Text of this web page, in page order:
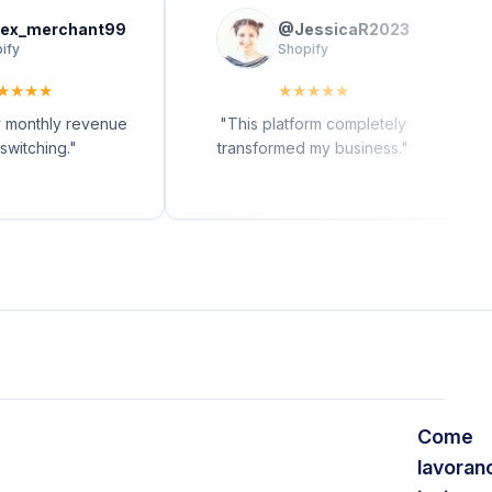
★
revenue
"
@JessicaR2023
Shopify
★★★
This platform completely
transformed my business."
Come